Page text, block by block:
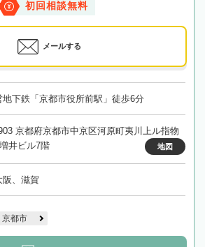
初回相談無料
メールする
地下鉄「京都市役所前駅」徒歩6分
京都府京都市中京区河原町夷川上ル指物
井ビル7階
地図
阪、滋賀
京都市